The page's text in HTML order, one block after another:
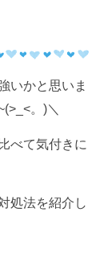
いかと思いま
。)＼
べて気付きに
処法を紹介し